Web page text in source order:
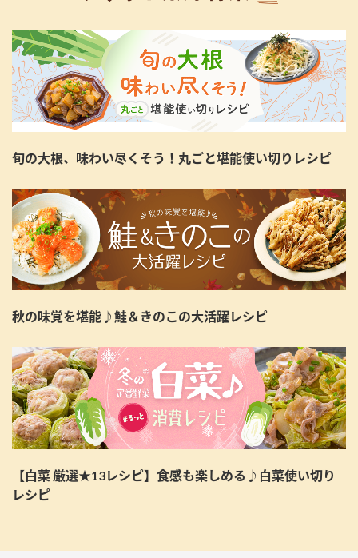
旬の大根、味わい尽くそう！丸ごと堪能使い切りレシピ
秋の味覚を堪能♪鮭＆きのこの大活躍レシピ
【白菜 厳選★13レシピ】食感も楽しめる♪白菜使い切り
レシピ